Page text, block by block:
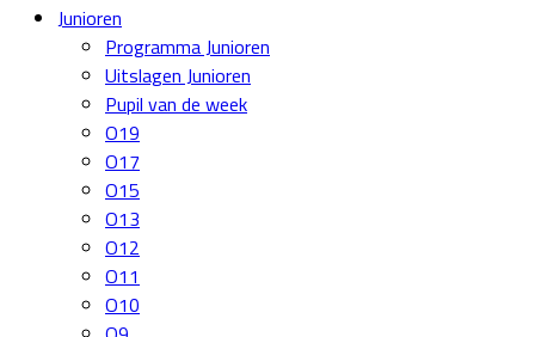
Junioren
Programma Junioren
Uitslagen Junioren
Pupil van de week
O19
O17
O15
O13
O12
O11
O10